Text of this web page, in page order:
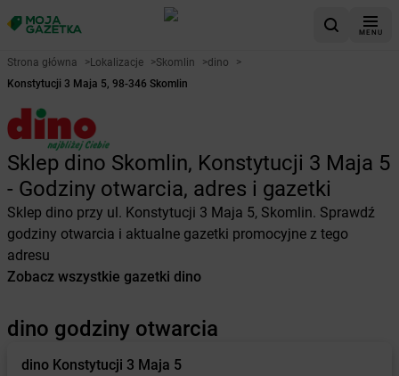
MENU
Strona główna >Lokalizacje >Skomlin >dino
>
Konstytucji 3 Maja 5, 98-346 Skomlin
Sklep dino Skomlin, Konstytucji 3 Maja 5
- Godziny otwarcia, adres i gazetki
Sklep dino przy ul. Konstytucji 3 Maja 5, Skomlin. Sprawdź
godziny otwarcia i aktualne gazetki promocyjne z tego
adresu
Zobacz wszystkie gazetki dino
dino godziny otwarcia
dino Konstytucji 3 Maja 5